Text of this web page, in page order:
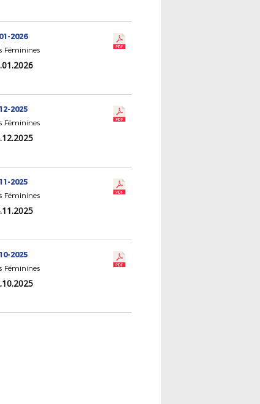
2026
Féminines
2025
Féminines
2025
Féminines
2025
Féminines